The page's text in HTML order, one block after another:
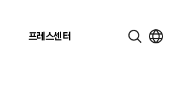
프레스센터